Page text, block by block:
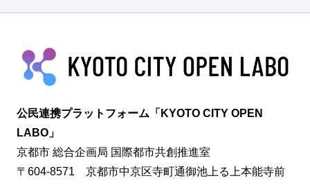
公民連携プラットフォーム「KYOTO CITY OPEN
LABO」
京都市 総合企画局 国際都市共創推進室
〒604-8571 京都市中京区寺町通御池上る上本能寺前